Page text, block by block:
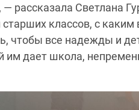
рассказала Светлана
старших классов, с
чтобы все надежды и
им дает школа,